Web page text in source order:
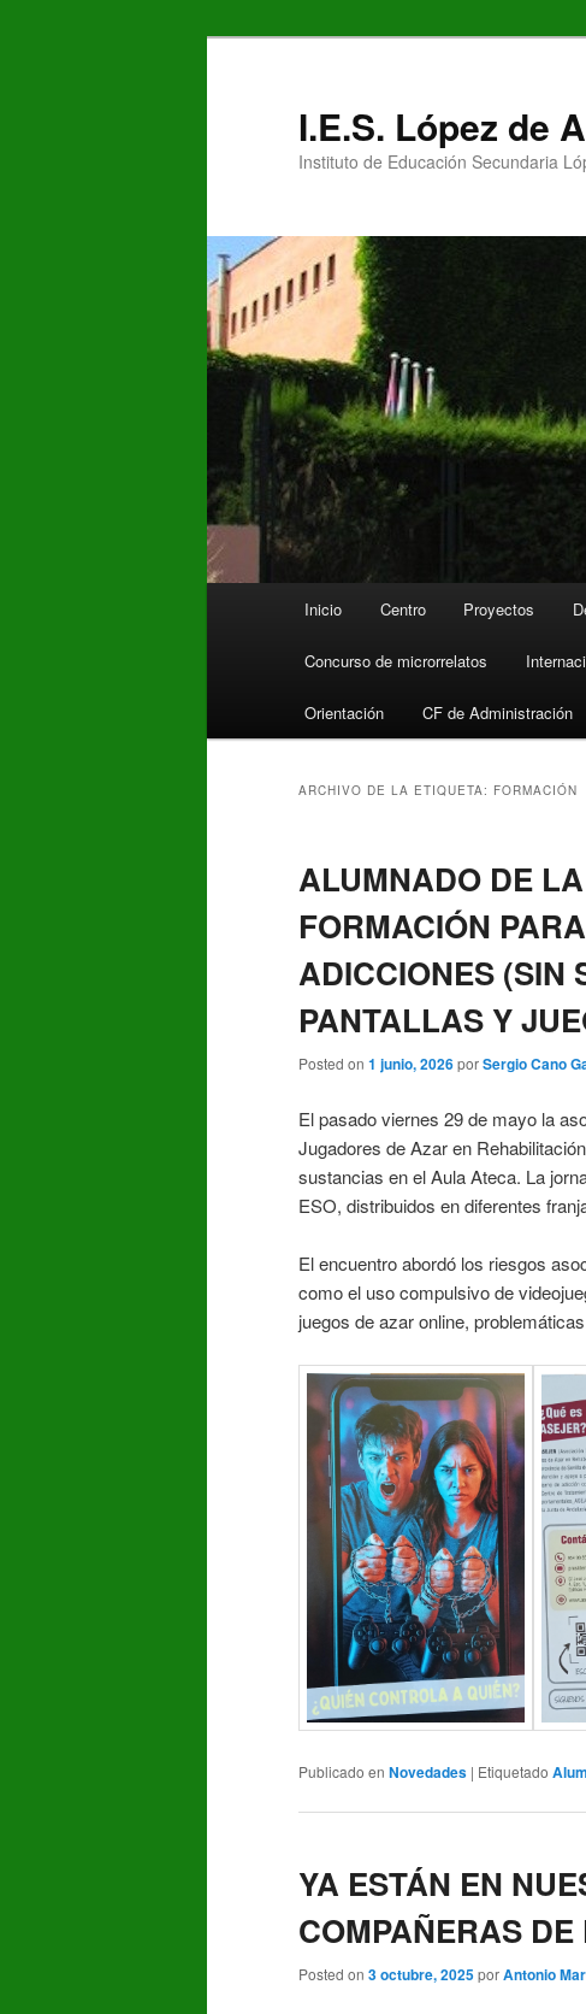
I.E.S. López de
Instituto de Educación Secundaria
Inicio Centro Proyectos
Concurso de microrrelatos
Orientación CF de Administración
ARCHIVO DE LA ETIQUETA: FORMACIÓN
ALUMNADO DE
FORMACIÓN
ADICCIONES (SIN
PANTALLAS Y
Posted on 1 junio, 2026porSergio Cano
El pasado viernes 29 de mayo la
Jugadores de Azar en
sustancias en el Aula Ateca. La
ESO, distribuidos en diferentes
El encuentro abordó los riesgos
como el uso compulsivo de
juegos de azar online,
Publicado en Novedades | Etiquetado
YA ESTÁN EN
COMPAÑERAS
Posted on 3 octubre, 2025porAntonio